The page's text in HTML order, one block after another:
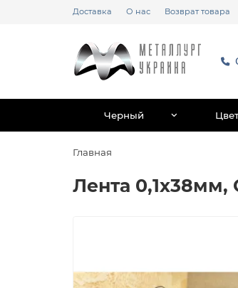
Доставка О нас Возврат товара
Черный
Главная
Лента 0,1х38мм,